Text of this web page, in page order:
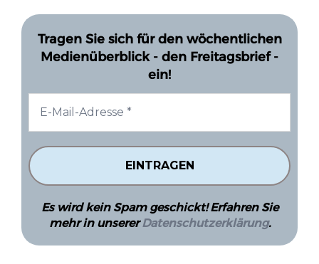
Tragen Sie sich für den wöchentlichen
Medienüberblick - den Freitagsbrief -
ein!
Es wird kein Spam geschickt! Erfahren Sie
mehr in unsererDatenschutzerklärung.